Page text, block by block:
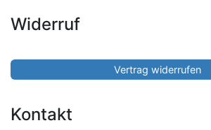
Widerruf
Vertrag widerrufen
Kontakt